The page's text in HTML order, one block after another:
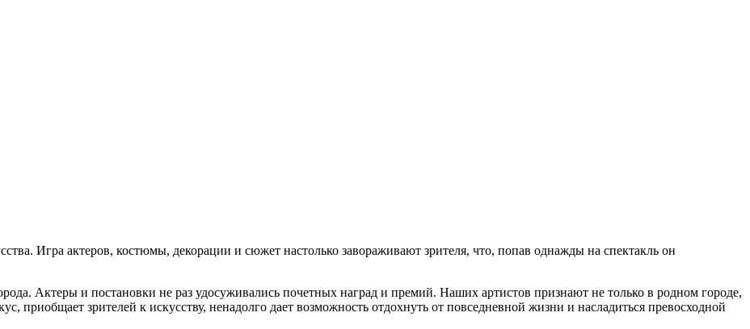
Игра актеров, костюмы, декорации и сюжет настолько завораживают зрителя, что, попав однажды на спектакль он
Актеры и постановки не раз удосуживались почетных наград и премий. Наших артистов признают не только в родном городе,
приобщает зрителей к искусству, ненадолго дает возможность отдохнуть от повседневной жизни и насладиться превосходной